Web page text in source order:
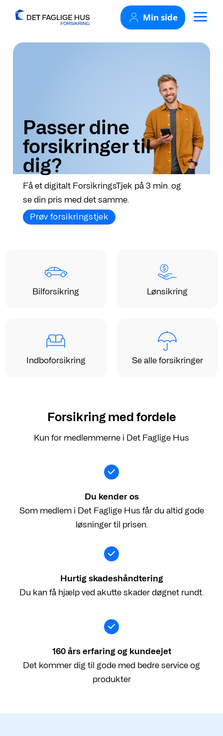
Min side
Passer dine
forsikringer til
dig?
Få et digitalt ForsikringsTjek på 3 min. og
se din pris med det samme.
Prøv forsikringstjek
Bilforsikring Lønsikring
Indboforsikring Se alle forsikringer
Forsikring med fordele
Kun for medlemmerne i Det Faglige Hus
Du kender os
Som medlem i Det Faglige Hus får du altid gode
løsninger til prisen.
Hurtig skadeshåndtering
Du kan få hjælp ved akutte skader døgnet rundt.
160 års erfaring og kundeejet
Det kommer dig til gode med bedre service og
produkter